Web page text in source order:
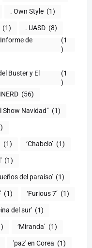
. Own Style (1)
(1) . UASD (8)
de
(1
)
Buster y El
(1
)
(56)
Show Navidad’’ (1)
(1) ‘Chabelo’ (1)
(1)
del paraíso' (1)
(1) ‘Furious 7’ (1)
del sur' (1)
‘Miranda’ (1)
'paz' en Corea (1)